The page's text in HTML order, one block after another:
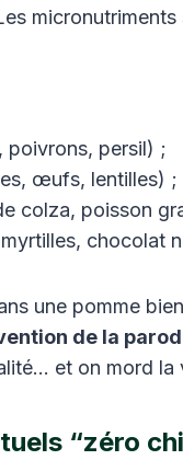
poivrons, persil) ;
œufs, lentilles) ;
colza, poisson
chocolat
une pomme
de la
et on mord la
“zéro